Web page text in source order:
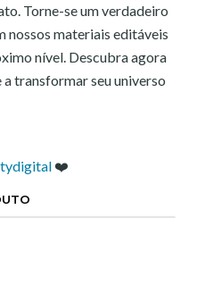
Torne-se um verdadeiro
nossos materiais editáveis
nível. Descubra agora
a transformar seu universo
❤️